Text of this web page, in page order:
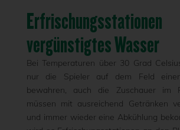
vergünstigtes Wasser
Bei Temperaturen über 30 Grad
nur die Spieler auf dem Feld
bewahren, auch die Zuschauer im
müssen mit ausreichend Getränken
und immer wieder eine Abkühlung